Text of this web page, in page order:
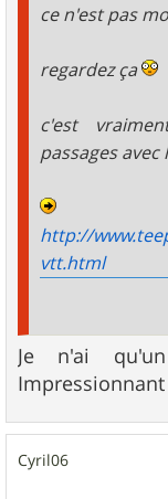
ce n'est pas
regardez ça
c'est
passages avec
http://
vtt.html
Je n'ai
Impressionnant
Cyril06